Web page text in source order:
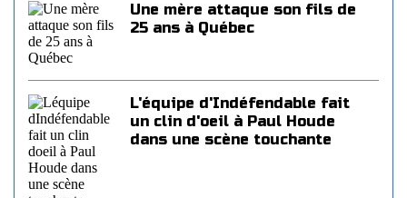
Une mère attaque son fils de
25 ans à Québec
L'équipe d'Indéfendable fait
un clin d'oeil à Paul Houde
dans une scène touchante